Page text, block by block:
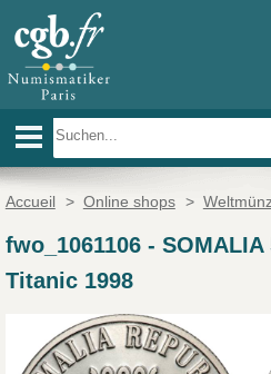
Accueil > Online shops >
fwo_1061106-
Titanic 1998